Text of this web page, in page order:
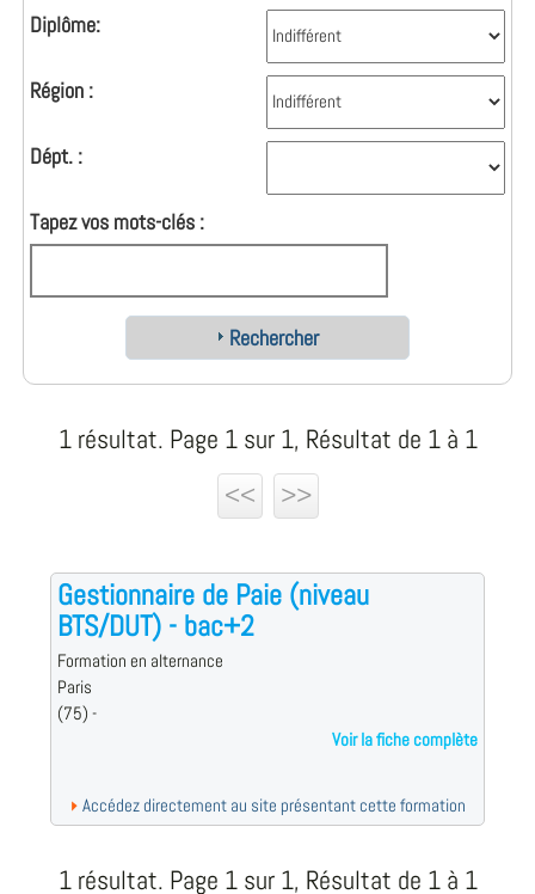
Diplôme:
Région :
Dépt. :
Tapez vos mots-clés :
Rechercher
1 résultat. Page 1 sur 1, Résultat de 1 à 1
<<
>>
Gestionnaire de Paie (niveau
BTS/DUT) - bac+2
Formation en alternance
Paris
(75) -
Voir la fiche complète
Accédez directement au site présentant cette formation
1 résultat. Page 1 sur 1, Résultat de 1 à 1